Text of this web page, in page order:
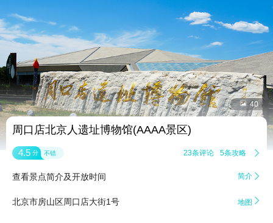
 40
周口店北京人遗址博物馆(AAAA景区)
4.5 分 不错 23条评论 5条攻略 
查看景点简介及开放时间 简介 
北京市房山区周口店大街1号 地图 
